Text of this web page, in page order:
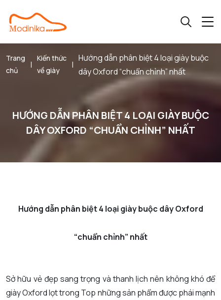
Trang
chủ
|
Kiến thức
về giày
|
Hướng dẫn phân biệt 4 loại giày buộc
dây Oxford “chuẩn chỉnh” nhất
HƯỚNG DẪN PHÂN BIỆT 4 LOẠI GIÀY BUỘC
DÂY OXFORD “CHUẨN CHỈNH” NHẤT
Hướng dẫn phân biệt 4 loại giày buộc dây Oxford
“chuẩn chỉnh” nhất
Sở hữu vẻ đẹp sang trọng và thanh lịch nên không khó để
giày Oxford lọt trong Top những sản phẩm được phái mạnh